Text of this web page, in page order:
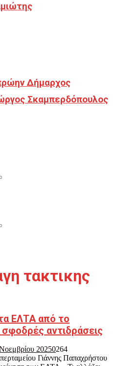
Δήμαρχος
Σκαμπερδόπουλος
τακτικης
ΕΛΤΑ από το
αντιδράσεις
20250264
Γιάννης Παπαχρήστου